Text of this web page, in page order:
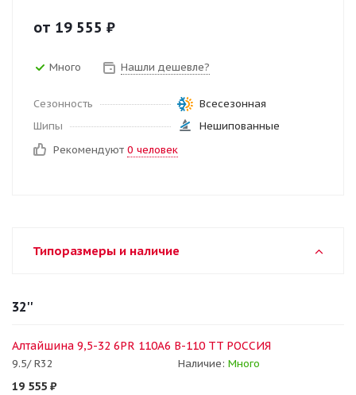
от 19 555 ₽
Много Нашли дешевле?
Сезонность
Всесезонная
Шипы
Нешипованные
Рекомендуют 0 человек
Типоразмеры и наличие
32''
Алтайшина 9,5-32 6PR 110A6 В-110 TT РОССИЯ
9.5/ R32 Наличие: Много
19 555 ₽